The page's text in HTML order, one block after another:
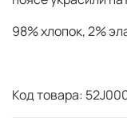
98% хлопок, 2%
Код товара: